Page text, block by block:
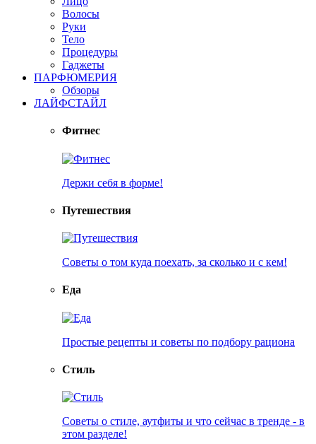
Волосы
Руки
Тело
Процедуры
Гаджеты
ПАРФЮМЕРИЯ
Обзоры
ЛАЙФСТАЙЛ
Фитнес
Держи себя в форме!
Путешествия
Советы о том куда поехать, за сколько и с кем!
Еда
Простые рецепты и советы по подбору рациона
Стиль
Советы о стиле, аутфиты и что сейчас в тренде - в
этом разделе!